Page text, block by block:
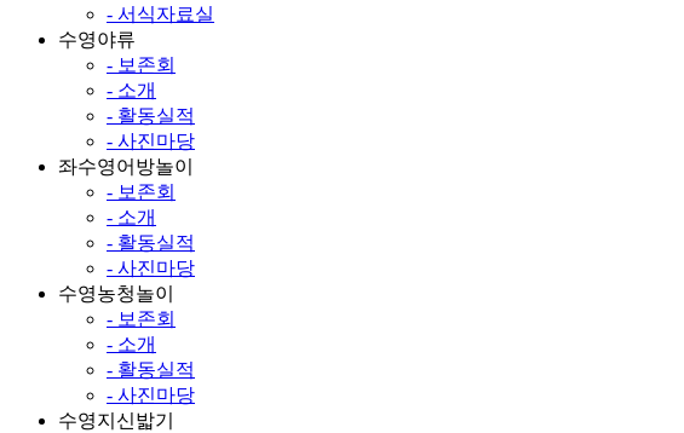
- 서식자료실
수영야류
- 보존회
- 소개
- 활동실적
- 사진마당
좌수영어방놀이
- 보존회
- 소개
- 활동실적
- 사진마당
수영농청놀이
- 보존회
- 소개
- 활동실적
- 사진마당
수영지신밟기